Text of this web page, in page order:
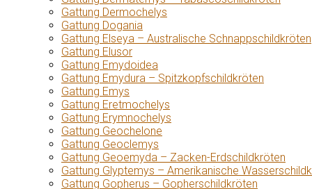
Gattung Dermochelys
Gattung Dogania
Gattung Elseya – Australische Schnappschildkröten
Gattung Elusor
Gattung Emydoidea
Gattung Emydura – Spitzkopfschildkröten
Gattung Emys
Gattung Eretmochelys
Gattung Erymnochelys
Gattung Geochelone
Gattung Geoclemys
Gattung Geoemyda – Zacken-Erdschildkröten
Gattung Glyptemys – Amerikanische
Gattung Gopherus – Gopherschildkröten